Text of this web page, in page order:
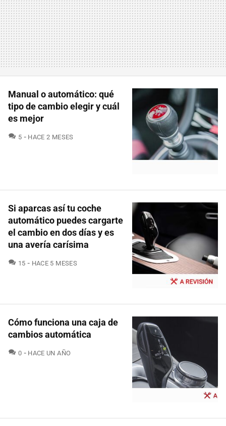
Manual o automático: qué
tipo de cambio elegir y cuál
es mejor
5 COMENTARIOS
HACE 2 MESES
Si aparcas así tu coche
automático puedes cargarte
el cambio en dos días y es
una avería carísima
15 COMENTARIOS
HACE 5 MESES
Cómo funciona una caja de
cambios automática
0 COMENTARIOS
HACE UN AÑO